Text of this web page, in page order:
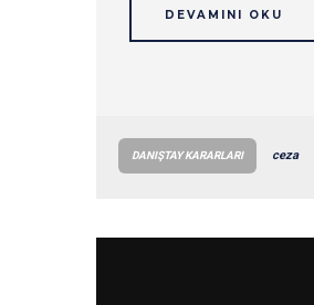
DEVAMINI OKU
DANIŞTAY KARARLARI ceza